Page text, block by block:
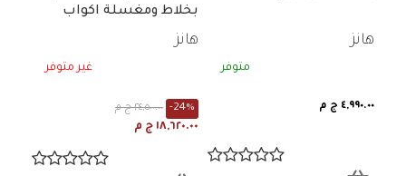
هانز
متوفر
٤,٩٩٠.٠٠ ج م
بخلاط ومغسلة اكواب
هانز
غير متوفر
٢٤,٥٠٠.٠٠ ج م -24%
١٨,٦٢٠.٠٠ ج م